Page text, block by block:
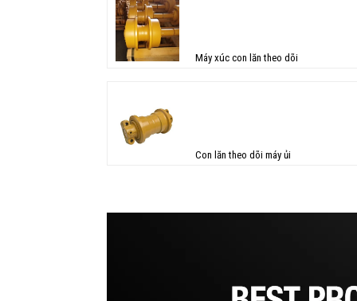
Máy xúc con lăn theo dõi
Con lăn theo dõi máy ủi